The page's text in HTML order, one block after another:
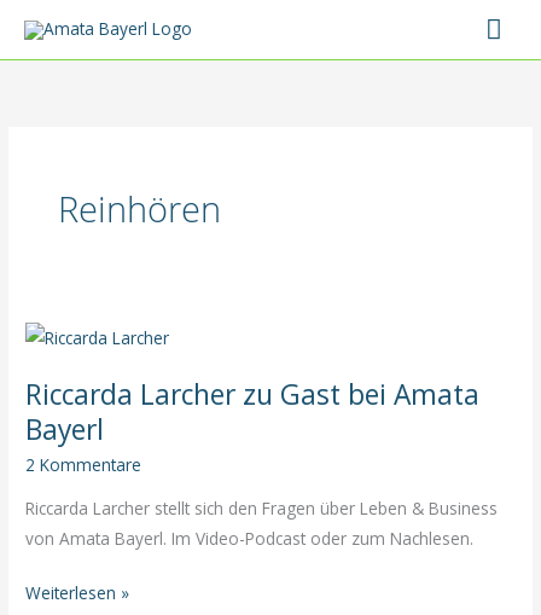
Inhalt
Reinhören
Riccarda Larcher zu Gast bei Amata
Bayerl
2 Kommentare
Riccarda Larcher stellt sich den Fragen über Leben & Business
von Amata Bayerl. Im Video-Podcast oder zum Nachlesen.
Riccarda
Weiterlesen »